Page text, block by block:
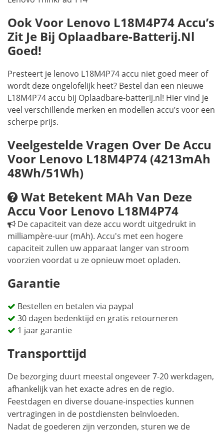
Ook Voor Lenovo L18M4P74 Accu’s
Zit Je Bij Oplaadbare-Batterij.nl
Goed!
Presteert je lenovo L18M4P74 accu niet goed meer of
wordt deze ongelofelijk heet? Bestel dan een nieuwe
L18M4P74 accu bij Oplaadbare-batterij.nl! Hier vind je
veel verschillende merken en modellen accu’s voor een
scherpe prijs.
Veelgestelde Vragen Over De Accu
Voor Lenovo L18M4P74 (4213mAh
48Wh/51Wh)
Wat Betekent MAh Van Deze
Accu Voor Lenovo L18M4P74
De capaciteit van deze accu wordt uitgedrukt in
milliampère-uur (mAh). Accu's met een hogere
capaciteit zullen uw apparaat langer van stroom
voorzien voordat u ze opnieuw moet opladen.
Garantie
Bestellen en betalen via paypal
30 dagen bedenktijd en gratis retourneren
1 jaar garantie
Transporttijd
De bezorging duurt meestal ongeveer 7-20 werkdagen,
afhankelijk van het exacte adres en de regio.
Feestdagen en diverse douane-inspecties kunnen
vertragingen in de postdiensten beïnvloeden.
Nadat de goederen zijn verzonden, sturen we de